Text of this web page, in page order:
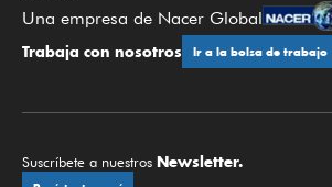
Una empresa de Nacer Global
Trabaja con nosotros Ir a la bolsa de trabajo
Suscríbete a nuestros Newsletter.